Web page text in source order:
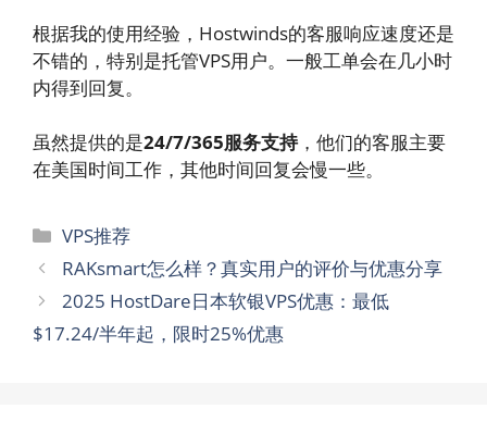
根据我的使用经验，Hostwinds的客服响应速度还是
不错的，特别是托管VPS用户。一般工单会在几小时
内得到回复。
虽然提供的是24/7/365服务支持，他们的客服主要
在美国时间工作，其他时间回复会慢一些。
分
类
VPS推荐
RAKsmart怎么样？真实用户的评价与优惠分享
2025 HostDare日本软银VPS优惠：最低
$17.24/半年起，限时25%优惠